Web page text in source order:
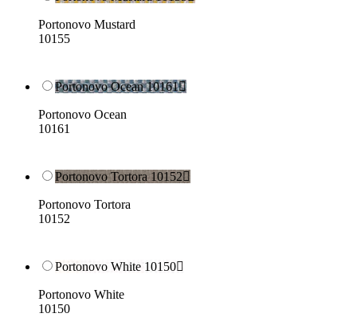
Portonovo Mustard
10155
Portonovo Ocean 10161
Portonovo Ocean
10161
Portonovo Tortora 10152
Portonovo Tortora
10152
Portonovo White 10150
Portonovo White
10150